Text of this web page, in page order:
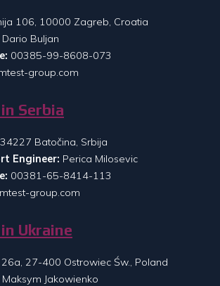
106, 10000 Zagreb, Croatia
Dario Buljan
00385-99-8608-073
group.com
Serbia
Batočina, Srbija
Engineer: Perica Milosevic
00381-65-8414-113
group.com
Ukraine
27-400 Ostrowiec Św., Poland
Maksym Jakowienko